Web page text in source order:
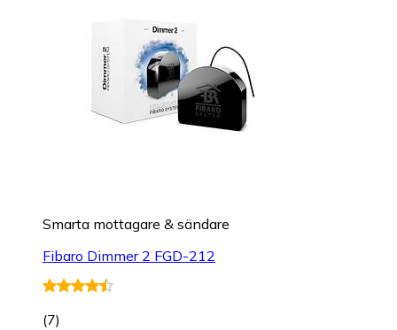
Smarta mottagare & sändare
Fibaro Dimmer 2 FGD-212
(7)